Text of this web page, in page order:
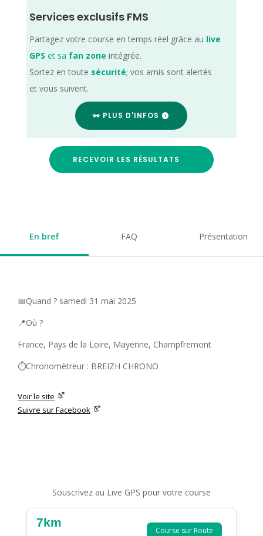
Services exclusifs FMS
Partagez votre course en temps réel grâce au live
GPS et sa fan zone intégrée.
Sortez en toute sécurité; vos amis sont alertés
et vous suivent.
👀 PLUS D'INFOS
RECEVOIR LES RÉSULTATS
En bref FAQ Présentation
📅Quand ? samedi 31 mai 2025
📍Où ?
France, Pays de la Loire, Mayenne, Champfremont
⏱️Chronomètreur : BREIZH CHRONO
Voir le site
Suivre sur Facebook
Souscrivez au Live GPS pour votre course
Course sur Route
7km